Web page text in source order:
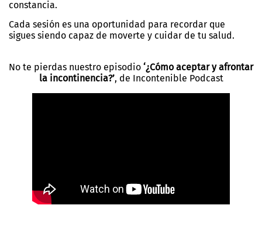
constancia.
Cada sesión es una oportunidad para recordar que
sigues siendo capaz de moverte y cuidar de tu salud.
No te pierdas nuestro episodio ‘¿Cómo aceptar y afrontar
la incontinencia?’, de Incontenible Podcast